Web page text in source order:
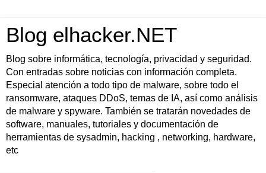
Blog elhacker.NET
Blog sobre informática, tecnología, privacidad y seguridad.
Con entradas sobre noticias con información completa.
Especial atención a todo tipo de malware, sobre todo el
ransomware, ataques DDoS, temas de IA, así como análisis
de malware y spyware. También se tratarán novedades de
software, manuales, tutoriales y documentación de
herramientas de sysadmin, hacking , networking, hardware,
etc